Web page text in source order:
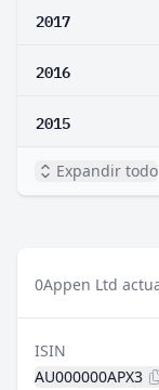
2017
2016
2015
Expandir todo
0Appen Ltd
ISIN
AU000000APX3